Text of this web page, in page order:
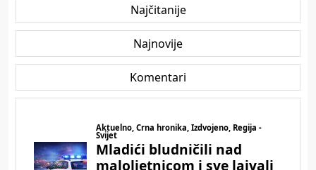
Najčitanije
Najnovije
Komentari